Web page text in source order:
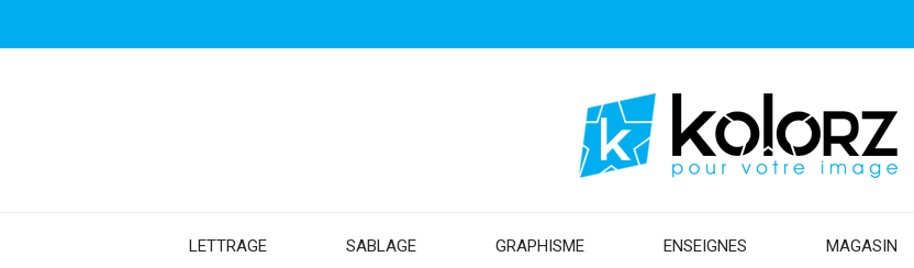
LETTRAGE SABLAGE GRAPHISME ENSEIGNES MAGASIN